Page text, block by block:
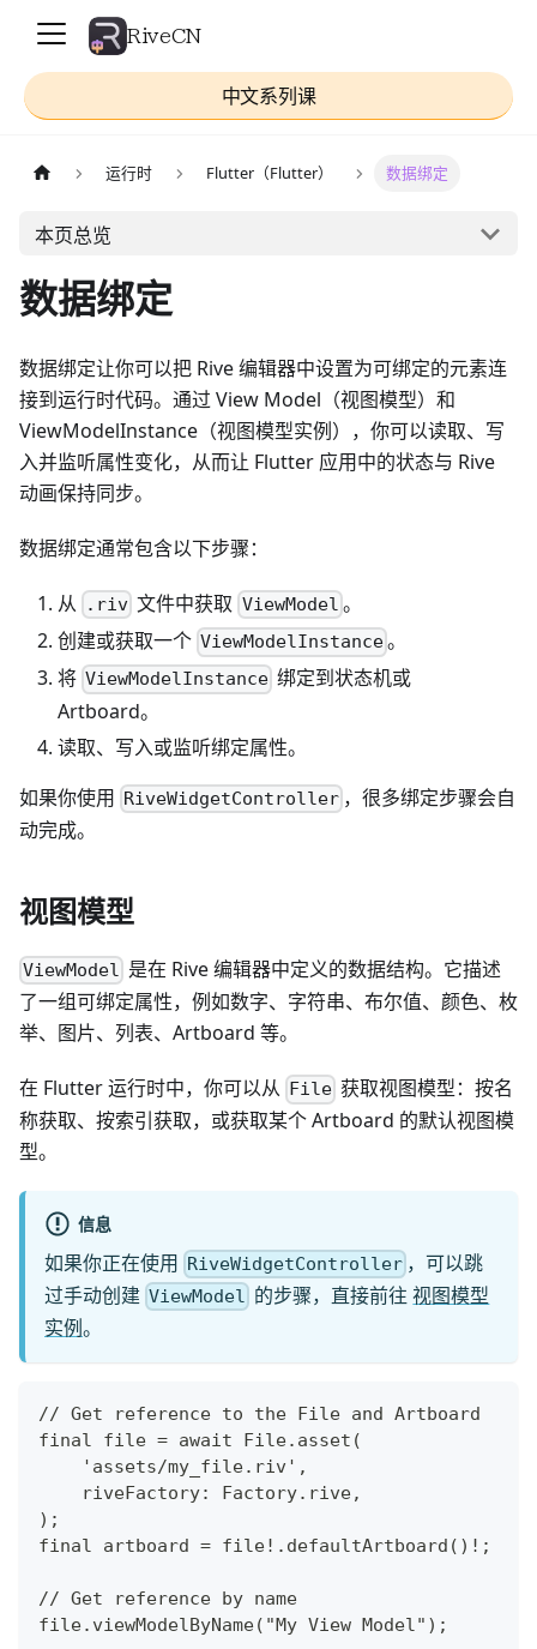
RiveCN
中文系列课
运行时 Flutter（Flutter） 数据绑定
本页总览
数据绑定
数据绑定让你可以把 Rive 编辑器中设置为可绑定的元素连
接到运行时代码。通过 View Model（视图模型）和
ViewModelInstance（视图模型实例），你可以读取、写
入并监听属性变化，从而让 Flutter 应用中的状态与 Rive
动画保持同步。
数据绑定通常包含以下步骤：
从 .riv 文件中获取 ViewModel 。
创建或获取一个 ViewModelInstance。
将 ViewModelInstance 绑定到状态机或
Artboard。
读取、写入或监听绑定属性。
如果你使用 RiveWidgetController ，很多绑定步骤会自
动完成。
视图模型
ViewModel 是在 Rive 编辑器中定义的数据结构。它描述
了一组可绑定属性，例如数字、字符串、布尔值、颜色、枚
举、图片、列表、Artboard 等。
在 Flutter 运行时中，你可以从 File 获取视图模型：按名
称获取、按索引获取，或获取某个 Artboard 的默认视图模
型。
信息
如果你正在使用 RiveWidgetController ，可以跳
过手动创建 ViewModel 的步骤，直接前往视图模型
实例。
// Get reference to the File and Artboard
final file = await File.asset(
    'assets/my_file.riv',
    riveFactory: Factory.rive,
);
final artboard = file!.defaultArtboard()!;
// Get reference by name
file.viewModelByName("My View Model");